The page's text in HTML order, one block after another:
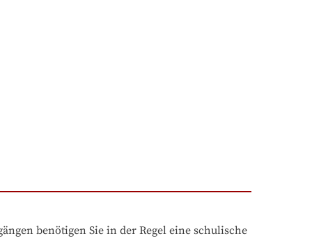
benötigen Sie in der Regel eine schulische